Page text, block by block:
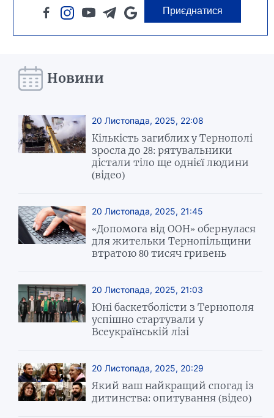
Приєднатися
Новини
20 Листопада, 2025, 22:08
Кількість загиблих у Тернополі
зросла до 28: рятувальники
дістали тіло ще однієї людини
(відео)
20 Листопада, 2025, 21:45
«Допомога від ООН» обернулася
для жительки Тернопільщини
втратою 80 тисяч гривень
20 Листопада, 2025, 21:03
Юні баскетболісти з Тернополя
успішно стартували у
Всеукраїнській лізі
20 Листопада, 2025, 20:29
Який ваш найкращий спогад із
дитинства: опитування (відео)